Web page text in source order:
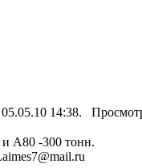
14:38.
А80 -300 тонн.